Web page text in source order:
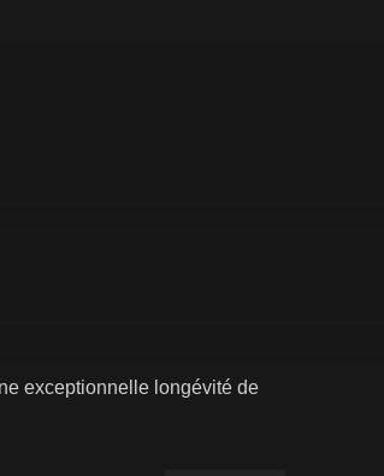
exceptionnelle longévité de